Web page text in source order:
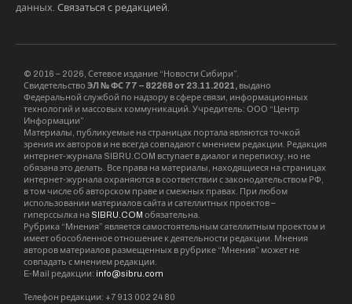
данных. Связаться с редакцией
© 2016 – 2026, Сетевое издание “Новости Сибири”.
Свидетельство ЭЛ № ФС 77 – 82268 от 23.11.2021, выдано
Федеральной службой по надзору в сфере связи, информационных
технологий и массовых коммуникаций. Учредитель: ООО “Центр
Информации”
Материалы, публикуемые на страницах портала являются точкой
зрения их авторов и не всегда совпадают с мнением редакции. Редакция
интернет-журнала SIBRU.COM вступает в диалог и переписку, но не
обязана это делать. Все права на материалы, находящиеся на страницах
интернет-журнала охраняются в соответствии с законодательством РФ,
в том числе об авторском праве и смежных правах. При любом
использовании материалов сайта и сателлитных проектов –
гиперссылка на SIBRU.COM обязательна.
Рубрика “Мнения” является самостоятельным сателлитным проектом и
имеет обособленное отношение к деятельности редакции. Мнения
авторов материалов размещенных в рубрике “Мнения” может не
совпадать с мнением редакции.
E-Mail редакции: info@sibru.com
Телефон редакции: +7 913 002 24 80